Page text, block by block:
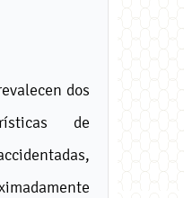
dos
de